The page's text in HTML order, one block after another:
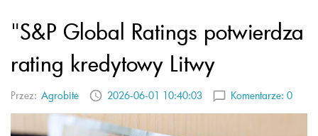
"S&P Global Ratings potwierdza
rating kredytowy Litwy
Przez: Agrobitė 2026-06-01 10:40:03 Komentarze: 0